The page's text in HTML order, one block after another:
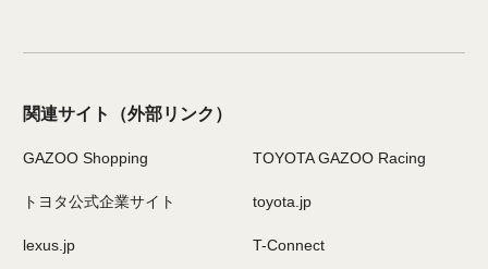
関連サイト （外部リンク）
GAZOO Shopping TOYOTA GAZOO Racing
トヨタ公式企業サイト toyota.jp
lexus.jp T-Connect